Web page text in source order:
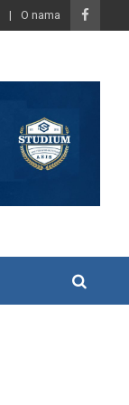
O nama